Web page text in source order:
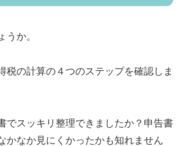
うか。
税の計算の４つのステップを確認しま
でスッキリ整理できましたか？申告書
かなか見にくかったかも知れません